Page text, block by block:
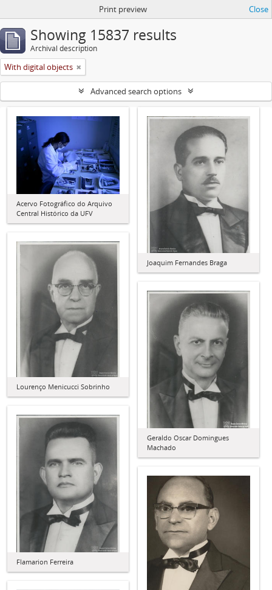
Print preview Close
Showing 15837 results
Archival description
With digital objects
Advanced search options
Acervo Fotográfico do Arquivo
Central Histórico da UFV
Joaquim Fernandes Braga
Lourenço Menicucci Sobrinho
Geraldo Oscar Domingues
Machado
Flamarion Ferreira